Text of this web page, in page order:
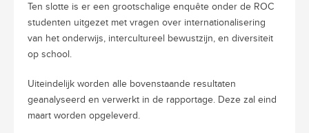
Ten slotte is er een grootschalige enquête onder de ROC
studenten uitgezet met vragen over internationalisering
van het onderwijs, intercultureel bewustzijn, en diversiteit
op school.
Uiteindelijk worden alle bovenstaande resultaten
geanalyseerd en verwerkt in de rapportage. Deze zal eind
maart worden opgeleverd.